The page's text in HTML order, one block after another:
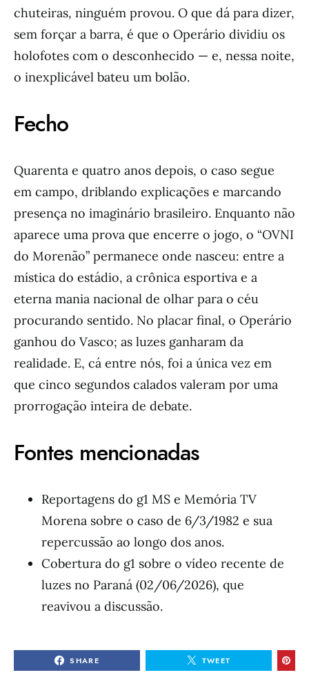
chuteiras, ninguém provou. O que dá para dizer,
sem forçar a barra, é que o Operário dividiu os
holofotes com o desconhecido — e, nessa noite,
o inexplicável bateu um bolão.
Fecho
Quarenta e quatro anos depois, o caso segue
em campo, driblando explicações e marcando
presença no imaginário brasileiro. Enquanto não
aparece uma prova que encerre o jogo, o “OVNI
do Morenão” permanece onde nasceu: entre a
mística do estádio, a crônica esportiva e a
eterna mania nacional de olhar para o céu
procurando sentido. No placar final, o Operário
ganhou do Vasco; as luzes ganharam da
realidade. E, cá entre nós, foi a única vez em
que cinco segundos calados valeram por uma
prorrogação inteira de debate.
Fontes mencionadas
Reportagens do g1 MS e Memória TV
Morena sobre o caso de 6/3/1982 e sua
repercussão ao longo dos anos.
Cobertura do g1 sobre o vídeo recente de
luzes no Paraná (02/06/2026), que
reavivou a discussão.
SHARE TWEET